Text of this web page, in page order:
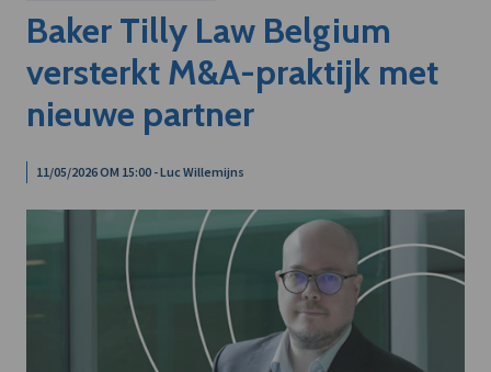
Baker Tilly Law Belgium
versterkt M&A-praktijk met
nieuwe partner
11/05/2026 OM 15:00 - Luc Willemijns